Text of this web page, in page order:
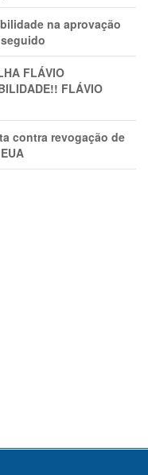
na aprovação
FLÁVIO
FLÁVIO
contra revogação de